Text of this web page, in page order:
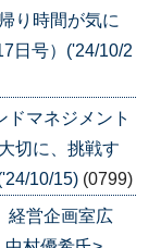
り時間が気に
日号）('24/10/2
マネジメント
に、挑戦す
10/15) (0799)
経営企画室広